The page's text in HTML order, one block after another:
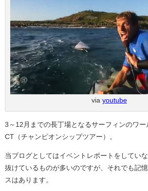
via youtube
3～12月までの長丁場となるサーフィンのワー
CT（チャンピオンシップツアー）。
当ブログとしてはイベントレポートをしてい
抜けているものが多いのですが、それでも記
スはあります。